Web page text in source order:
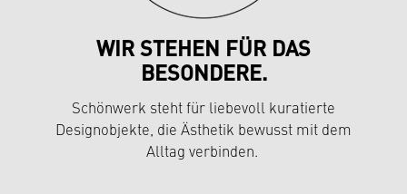
WIR STEHEN FÜR DAS
BESONDERE.
Schönwerk steht für liebevoll kuratierte
Designobjekte, die Ästhetik bewusst mit dem
Alltag verbinden.